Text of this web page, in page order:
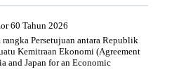
60 Tahun 2026
Persetujuan antara Republik
Kemitraan Ekonomi (Agreement
and Japan for an Economic